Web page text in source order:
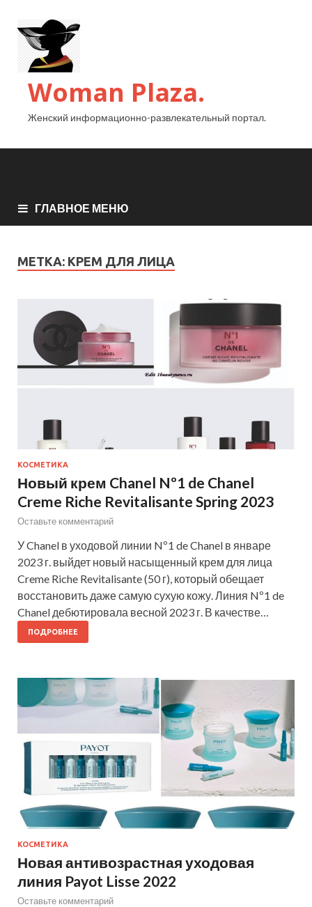
Woman Plaza.
Женский информационно-развлекательный портал.
ГЛАВНОЕ МЕНЮ
МЕТКА: КРЕМ ДЛЯ ЛИЦА
КОСМЕТИКА
Новый крем Chanel Nº1 de Chanel
Creme Riche Revitalisante Spring 2023
Оставьте комментарий
У Chanel в уходовой линии Nº1 de Chanel в январе
2023 г. выйдет новый насыщенный крем для лица
Creme Riche Revitalisante (50 г), который обещает
восстановить даже самую сухую кожу. Линия Nº1 de
Chanel дебютировала весной 2023 г. В качестве…
ПОДРОБНЕЕ
КОСМЕТИКА
Новая антивозрастная уходовая
линия Payot Lisse 2022
Оставьте комментарий